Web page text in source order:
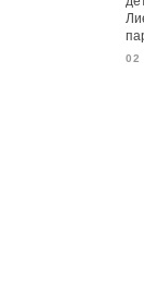
02